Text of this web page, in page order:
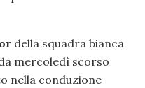
della squadra bianca
da mercoledì scorso
nella conduzione